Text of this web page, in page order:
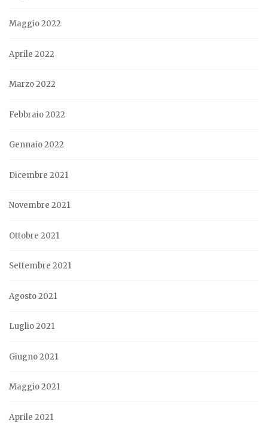
Maggio 2022
Aprile 2022
Marzo 2022
Febbraio 2022
Gennaio 2022
Dicembre 2021
Novembre 2021
Ottobre 2021
Settembre 2021
Agosto 2021
Luglio 2021
Giugno 2021
Maggio 2021
Aprile 2021